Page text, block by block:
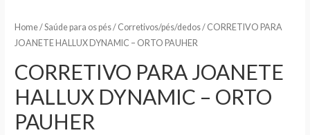
Home/Saúde para os pés/ Corretivos/pés/dedos/ CORRETIVO PARA
JOANETE HALLUX DYNAMIC – ORTO PAUHER
CORRETIVO PARA JOANETE
HALLUX DYNAMIC – ORTO
PAUHER